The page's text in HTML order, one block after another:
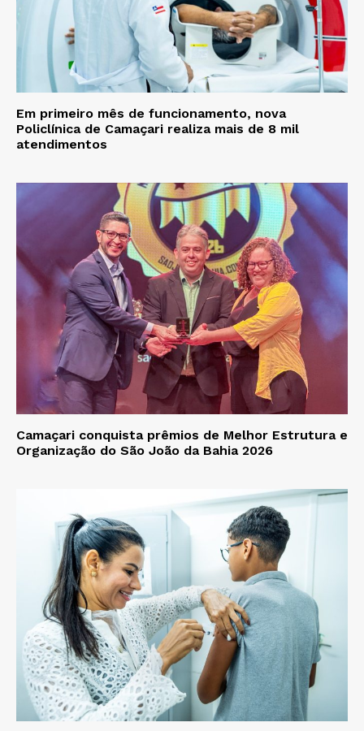
Em primeiro mês de funcionamento, nova
Policlínica de Camaçari realiza mais de 8 mil
atendimentos
Camaçari conquista prêmios de Melhor Estrutura e
Organização do São João da Bahia 2026